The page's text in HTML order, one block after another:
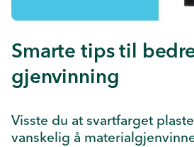
Smarte tips til
gjenvinning
Visste du at svartfarget
vanskelig å